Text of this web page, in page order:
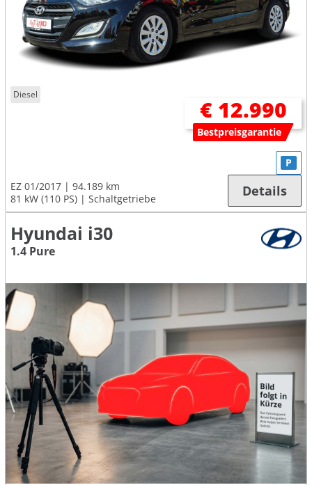
Diesel
€ 12.990
Bestpreisgarantie
EZ 01/2017
94.189 km
81 kW (110 PS)
Schaltgetriebe
P
Details
Hyundai i30
1.4 Pure